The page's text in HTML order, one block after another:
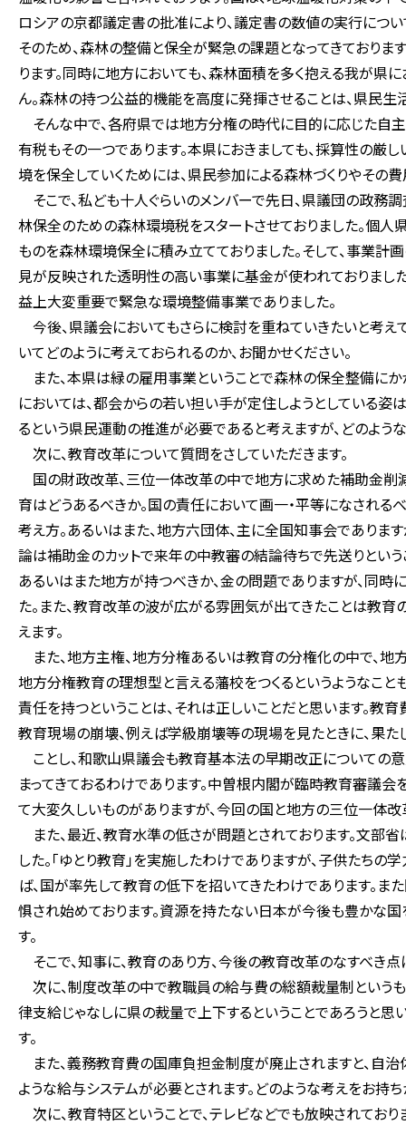
ロシアの京都議定書の批准により、議定書の数値の実行につ
そのため、森林の整備と保全が緊急の課題となってきており
ります。同時に地方においても、森林面積を多く抱える我が
ん。森林の持つ公益的機能を高度に発揮させることは、県民生
そんな中で、各府県では地方分権の時代に目的に応じた自
有税もその一つであります。本県におきましても、採算性の
境を保全していくためには、県民参加による森林づくりやその
そこで、私ども十人ぐらいのメンバーで先日、県議団の政務
林保全のための森林環境税をスタートさせておりました。個
ものを森林環境保全に積み立てておりました。そして、事業
見が反映された透明性の高い事業に基金が使われておりまし
益上大変重要で緊急な環境整備事業でありました。
今後、県議会においてもさらに検討を重ねていきたいと考
いてどのように考えておられるのか、お聞かせください。
また、本県は緑の雇用事業ということで森林の保全整備に
においては、都会からの若い担い手が定住しようとしている
るという県民運動の推進が必要であると考えますが、どのよ
次に、教育改革について質問をさしていただきます。
国の財政改革、三位一体改革の中で地方に求めた補助金削
育はどうあるべきか。国の責任において画一・平等になされる
考え方。あるいはまた、地方六団体、主に全国知事会でありま
論は補助金のカットで来年の中教審の結論待ちで先送りという
あるいはまた地方が持つべきか、金の問題でありますが、同
た。また、教育改革の波が広がる雰囲気が出てきたことは教
えます。
また、地方主権、地方分権あるいは教育の分権化の中で、
地方分権教育の理想型と言える藩校をつくるというようなこと
責任を持つということは、それは正しいことだと思います。教
教育現場の崩壊、例えば学級崩壊等の現場を見たときに、果た
ことし、和歌山県議会も教育基本法の早期改正についての
まってきておるわけであります。中曽根内閣が臨時教育審議
て大変久しいものがありますが、今回の国と地方の三位一体
また、最近、教育水準の低さが問題とされております。文部
した。「ゆとり教育」を実施したわけでありますが、子供たち
ば、国が率先して教育の低下を招いてきたわけであります。
惧され始めております。資源を持たない日本が今後も豊かな
す。
そこで、知事に、教育のあり方、今後の教育改革のなすべき
次に、制度改革の中で教職員の給与費の総額裁量制というも
律支給じゃなしに県の裁量で上下するということであろうと
す。
また、義務教育費の国庫負担金制度が廃止されますと、自治
ような給与システムが必要とされます。どのような考えをお持ち
次に、教育特区ということで、テレビなどでも放映されてお